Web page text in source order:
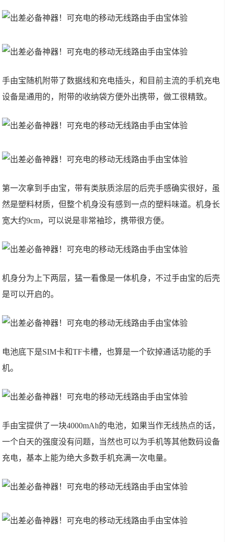
手由宝随机附带了数据线和充电插头，和目前主流的手机充电
设备是通用的，附带的收纳袋方便外出携带，做工很精致。
第一次拿到手由宝，带有类肤质涂层的后壳手感确实很好，虽
然是塑料材质，但整个机身没有感到一点的塑料味道。机身长
宽大约9cm，可以说是非常袖珍，携带很方便。
机身分为上下两层，猛一看像是一体机身，不过手由宝的后壳
是可以开启的。
电池底下是SIM卡和TF卡槽，也算是一个砍掉通话功能的手
机。
手由宝提供了一块4000mAh的电池，如果当作无线热点的话，
一个白天的强度没有问题，当然也可以为手机等其他数码设备
充电，基本上能为绝大多数手机充满一次电量。